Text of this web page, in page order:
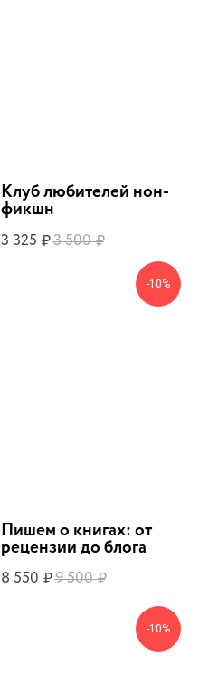
Клуб любителей нон-
фикшн
3 325 ₽3 500 ₽
-10%
Пишем о книгах: от
рецензии до блога
8 550 ₽9 500 ₽
-10%